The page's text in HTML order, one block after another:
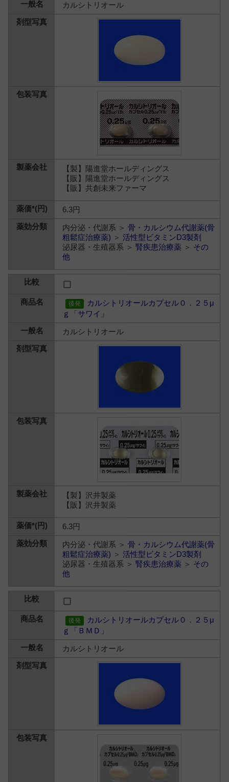
カルシトリオール
【製】陽進堂ホールディングス
【販】陽進堂ホールディングス
【販】共創未来ファーマ
6.3円
内分泌・代謝系 ＞骨・カルシウム代謝薬(骨
粗鬆症治療薬) ＞活性型ビタミンD3製剤
泌尿器・生殖器系 ＞腎疾患治療薬 ＞ その
他
カルシトリオールカプセル０．２５μ
ｇ「サワイ」
カルシトリオール
【製】沢井製薬
【販】沢井製薬
6.3円
内分泌・代謝系 ＞骨・カルシウム代謝薬(骨
粗鬆症治療薬) ＞活性型ビタミンD3製剤
泌尿器・生殖器系 ＞腎疾患治療薬 ＞ その
他
カルシトリオールカプセル０．２５μ
ｇ「ＢＭＤ」
カルシトリオール